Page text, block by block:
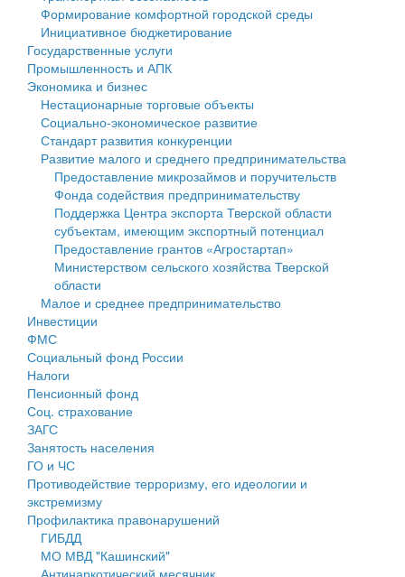
Государственные услуги
Промышленность и АПК
Экономика и бизнес
Символика
Устав
Гостям округа
Туризм
Культура
Образование
Здравоохранение
Социальная защита
Фотоальбом
муниципального округа Тверской области
Администрация Кашинского муниципального округа
Тверской области
Управление сельскими территориями
Открытые данные
Работа с обращениями граждан
Муниципальный контроль
Муниципальные услуги
Проекты административных регламентов
Антимонопольный комплаенс
Противодействие коррупции
Финансовое управление
Бюджет для граждан
Имущество
Выявление правообладателей ранее учтенных
объектов недвижимости
Имущественная поддержка субъектов малого и
среднего предпринимательства
Информационная поддержка субъектов малого и
среднего предпринимательства
Муниципальные программы
Контрольно-счетная палата
Персональные данные
Оценка регулирующего воздействия
Деятельность МУ
Нормативы градостроительного проектирования
Правила землепользования и застройки
Формирование комфортной городской среды
Инициативное бюджетирование
Государственные услуги
Промышленность и АПК
Экономика и бизнес
Нестационарные торговые объекты
Социально-экономическое развитие
Стандарт развития конкуренции
Развитие малого и среднего предпринимательства
Предоставление микрозаймов и поручительств
Фонда содействия предпринимательству
Поддержка Центра экспорта Тверской области
субъектам, имеющим экспортный потенциал
Предоставление грантов «Агростартап»
Министерством сельского хозяйства Тверской
области
Малое и среднее предпринимательство
Инвестиции
ФМС
Социальный фонд России
Налоги
Пенсионный фонд
Соц. страхование
ЗАГС
Занятость населения
ГО и ЧС
Противодействие терроризму, его идеологии и
экстремизму
Профилактика правонарушений
ГИБДД
МО МВД "Кашинский"
Антинаркотический месячник